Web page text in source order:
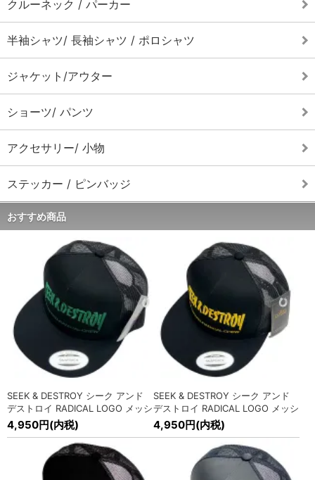
「FAST」 Anniversary Special Issue#20入荷!
2025/11/1
SANTA CRUZ (サンタクルズ) ERIC DRESSEN シグネチャー
パーカー入荷! » MORE
2025/11/1
ー入荷! » MORE
SEEK&DESTROY(シーク アンド デストロイ) コーチジャケッ
ト入荷! » MORE
2025/10/19
SEEK&DESTROY(シーク アンド デストロイ) ロングスリーブ
Tシャツ入荷!
海外オフィシャル バンドTシャツ各種入荷!
» MORE
2025/9/20
POWELL PERALTA (パウエル ペラルタ) OG ジャケット入荷!
» MORE
2025/9/12
SEEK&DESTROY(シーク アンド デストロイ) 25th LOGO チ
ェックシャツ入荷! » MORE
2025/9/9
POWELL PERALTA (パウエル ペラルタ) キャップ各種入荷!
» MORE
2025/8/13
海外オフィシャル バンドTシャツ各種入荷!
» MORE
クルーネック / パーカー
半袖シャツ/ 長袖シャツ / ポロシャツ
ジャケット/アウター
ショーツ/ パンツ
アクセサリー/ 小物
ステッカー / ピンバッジ
おすすめ商品
SEEK & DESTROY シーク アンド
デストロイ RADICAL LOGO メッシ
ュキャップ
4,950円(内税)
SEEK & DESTROY シーク アンド
デストロイ RADICAL LOGO メッシ
ュキャップ
4,950円(内税)